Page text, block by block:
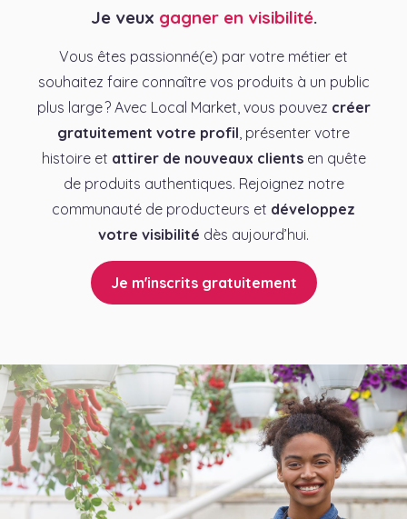
Je veux gagner en visibilité.
Vous êtes passionné(e) par votre métier et
souhaitez faire connaître vos produits à un public
plus large ? Avec Local Market, vous pouvez créer
gratuitement votre profil , présenter votre
histoire et attirer de nouveaux clientsen quête
de produits authentiques. Rejoignez notre
communauté de producteurs et développez
votre visibilité dès aujourd’hui.
Je m'inscrits gratuitement